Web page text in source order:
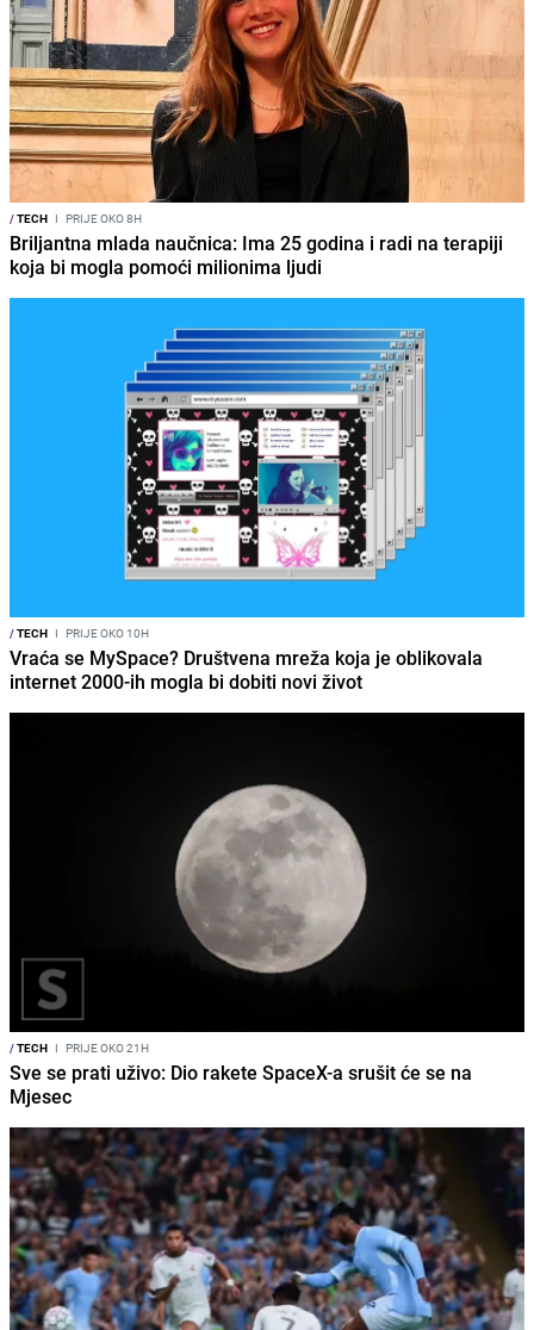
/TECH I PRIJE OKO 8H
Briljantna mlada naučnica: Ima 25 godina i radi na terapiji
koja bi mogla pomoći milionima ljudi
/TECH I PRIJE OKO 10H
Vraća se MySpace? Društvena mreža koja je oblikovala
internet 2000-ih mogla bi dobiti novi život
/TECH I PRIJE OKO 21H
Sve se prati uživo: Dio rakete SpaceX-a srušit će se na
Mjesec